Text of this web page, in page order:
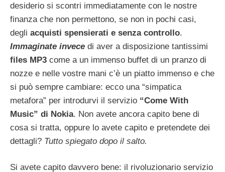
desiderio si scontri immediatamente con le nostre
finanza che non permettono, se non in pochi casi,
degli acquisti spensierati e senza controllo.
Immaginate invece di aver a disposizione tantissimi
files MP3 come a un immenso buffet di un pranzo di
nozze e nelle vostre mani c’è un piatto immenso e che
si può sempre cambiare: ecco una “simpatica
metafora” per introdurvi il servizio “Come With
Music” di Nokia. Non avete ancora capito bene di
cosa si tratta, oppure lo avete capito e pretendete dei
dettagli? Tutto spiegato dopo il salto.
Si avete capito davvero bene: il rivoluzionario servizio